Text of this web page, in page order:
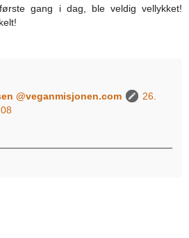
gang i dag, ble veldig vellykket!
@veganmisjonen.com
26.